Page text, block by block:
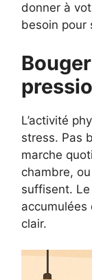
donner à
besoin pour
L’activité
stress. Pas
marche
chambre,
suffisent.
clair.